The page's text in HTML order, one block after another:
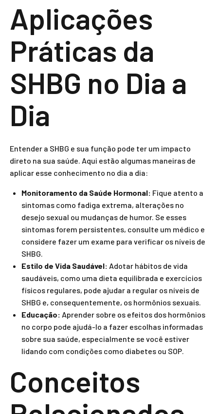
Aplicações
Práticas da
SHBG no Dia a
Dia
Entender a SHBG e sua função pode ter um impacto
direto na sua saúde. Aqui estão algumas maneiras de
aplicar esse conhecimento no dia a dia:
Monitoramento da Saúde Hormonal: Fique atento a
sintomas como fadiga extrema, alterações no
desejo sexual ou mudanças de humor. Se esses
sintomas forem persistentes, consulte um médico e
considere fazer um exame para verificar os níveis de
SHBG.
Estilo de Vida Saudável: Adotar hábitos de vida
saudáveis, como uma dieta equilibrada e exercícios
físicos regulares, pode ajudar a regular os níveis de
SHBG e, consequentemente, os hormônios sexuais.
Educação: Aprender sobre os efeitos dos hormônios
no corpo pode ajudá-lo a fazer escolhas informadas
sobre sua saúde, especialmente se você estiver
lidando com condições como diabetes ou SOP.
Conceitos